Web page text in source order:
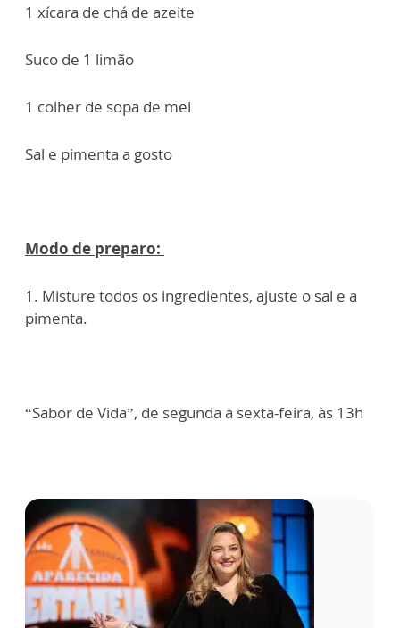
1 xícara de chá de azeite
Suco de 1 limão
1 colher de sopa de mel
Sal e pimenta a gosto
Modo de preparo:
1. Misture todos os ingredientes, ajuste o sal e a
pimenta.
“Sabor de Vida”, de segunda a sexta-feira, às 13h